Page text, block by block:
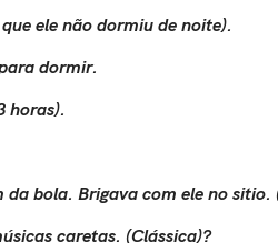
ele não dormiu de noite).
dormir.
horas).
bola. Brigava com ele no
caretas. (Clássica)?